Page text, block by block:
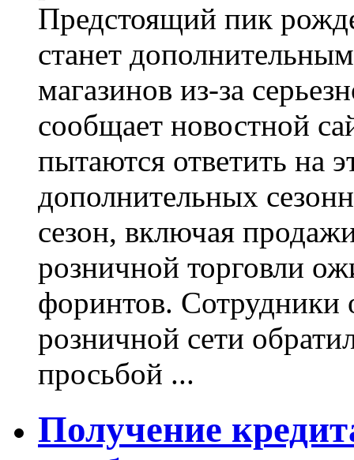
Предстоящий пик
станет
магазинов из-за
сообщает новостной
пытаются ответить на
дополнительных
сезон, включая
розничной торговли
форинтов. Сотрудники
розничной сети
просьбой ...
Получение